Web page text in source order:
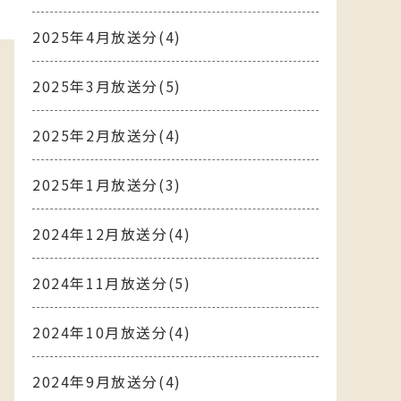
2025年4月放送分(4)
2025年3月放送分(5)
2025年2月放送分(4)
2025年1月放送分(3)
2024年12月放送分(4)
2024年11月放送分(5)
2024年10月放送分(4)
2024年9月放送分(4)